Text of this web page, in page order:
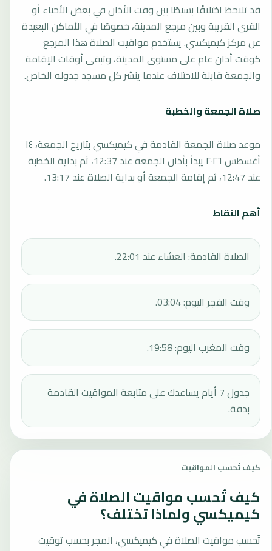
قد تلاحظ اختلافًا بسيطًا بين وقت الأذان في بعض الأحياء أو
القرى القريبة وبين مرجع المدينة، خصوصًا في الأماكن البعيدة
عن مركز كيميكسي. يستخدم مواقيت الصلاة هذا المرجع
كوقت أذان عام على مستوى المدينة، وتبقى أوقات الإقامة
والجمعة قابلة للاختلاف عندما ينشر كل مسجد جدوله الخاص.
صلاة الجمعة والخطبة
موعد صلاة الجمعة القادمة في كيميكسي بتاريخ الجمعة، ١٤
أغسطس ٢٠٢٦ يبدأ بأذان الجمعة عند 12:37، ثم بداية الخطبة
عند 12:47، ثم إقامة الجمعة أو بداية الصلاة عند 13:17.
أهم النقاط
الصلاة القادمة: العشاء عند 22:01.
وقت الفجر اليوم: 03:04.
وقت المغرب اليوم: 19:58.
جدول 7 أيام يساعدك على متابعة المواقيت القادمة
بدقة.
كيف تُحسب المواقيت
كيف تُحسب مواقيت الصلاة في
كيميكسي ولماذا تختلف؟
تُحسب مواقيت الصلاة في كيميكسي، المجر بحسب توقيت